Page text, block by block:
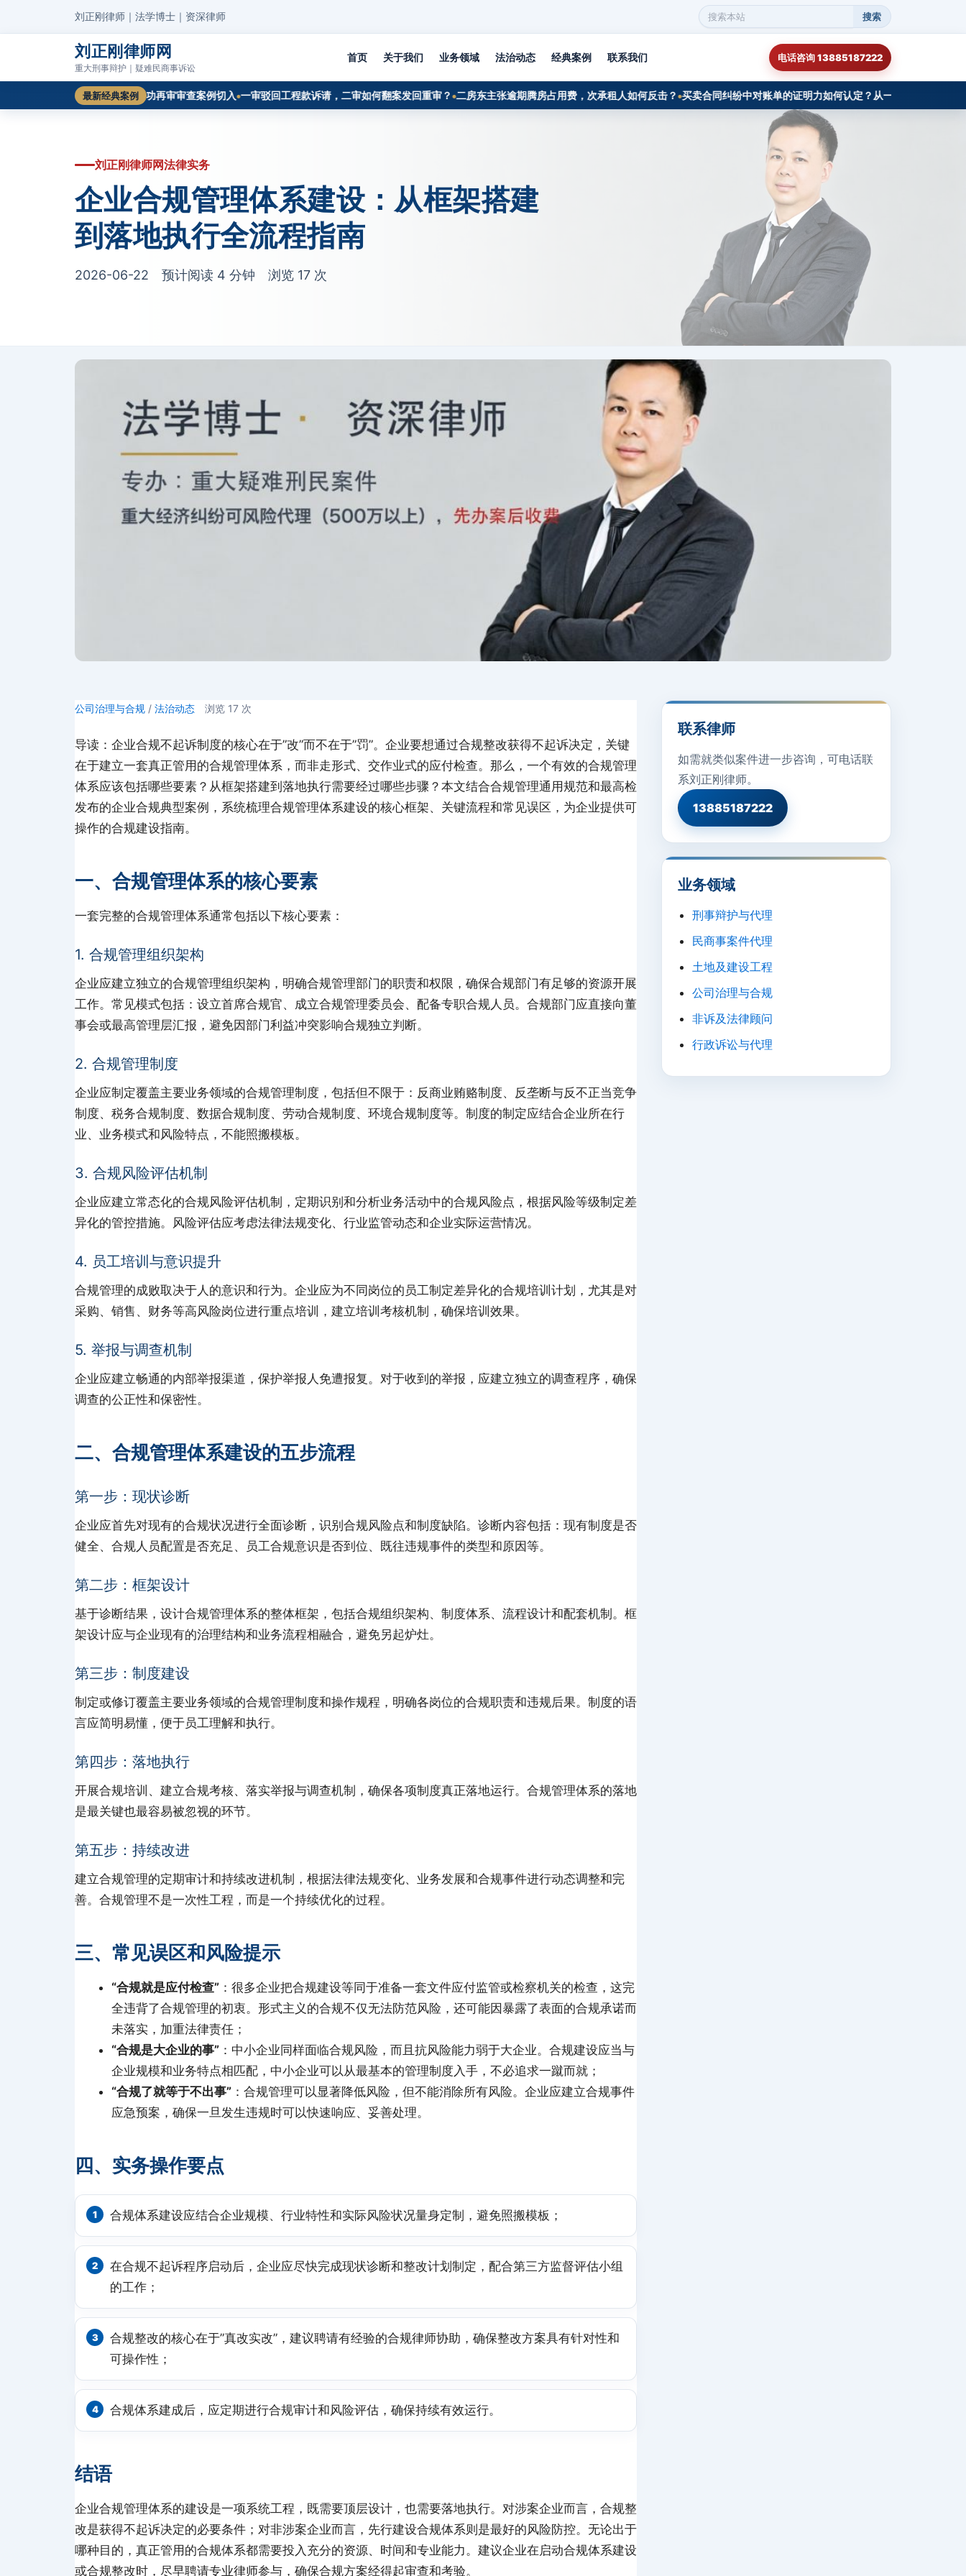
刘正刚律师｜法学博士｜资深律师
搜
索
内
容
搜索
刘正刚律师网
重大刑事辩护｜疑难民商事诉讼
首页 关于我们 业务领域 法治动态 经典案例 联系我们 电话咨询 13885187222
最新经典案例
明力如何认定？从一起成功再审审查案例切入 一审驳回工程款诉请，二审如何翻案发回重审？ 二房东主张逾期腾房占用费，次承租人如何反击？ 买卖合同纠纷中对账单的证明力如何认定？从一起成功再审审查案例
刘正刚律师网法律实务
企业合规管理体系建设：从框架搭建
到落地执行全流程指南
2026-06-22 预计阅读 4 分钟 浏览 17 次
公司治理与合规 / 法治动态 浏览 17 次
导读：企业合规不起诉制度的核心在于”改”而不在于”罚”。企业要想通过合规整改获得不起诉决定，关键
在于建立一套真正管用的合规管理体系，而非走形式、交作业式的应付检查。那么，一个有效的合规管理
体系应该包括哪些要素？从框架搭建到落地执行需要经过哪些步骤？本文结合合规管理通用规范和最高检
发布的企业合规典型案例，系统梳理合规管理体系建设的核心框架、关键流程和常见误区，为企业提供可
操作的合规建设指南。
一、合规管理体系的核心要素
一套完整的合规管理体系通常包括以下核心要素：
1. 合规管理组织架构
企业应建立独立的合规管理组织架构，明确合规管理部门的职责和权限，确保合规部门有足够的资源开展
工作。常见模式包括：设立首席合规官、成立合规管理委员会、配备专职合规人员。合规部门应直接向董
事会或最高管理层汇报，避免因部门利益冲突影响合规独立判断。
2. 合规管理制度
企业应制定覆盖主要业务领域的合规管理制度，包括但不限于：反商业贿赂制度、反垄断与反不正当竞争
制度、税务合规制度、数据合规制度、劳动合规制度、环境合规制度等。制度的制定应结合企业所在行
业、业务模式和风险特点，不能照搬模板。
3. 合规风险评估机制
企业应建立常态化的合规风险评估机制，定期识别和分析业务活动中的合规风险点，根据风险等级制定差
异化的管控措施。风险评估应考虑法律法规变化、行业监管动态和企业实际运营情况。
4. 员工培训与意识提升
合规管理的成败取决于人的意识和行为。企业应为不同岗位的员工制定差异化的合规培训计划，尤其是对
采购、销售、财务等高风险岗位进行重点培训，建立培训考核机制，确保培训效果。
5. 举报与调查机制
企业应建立畅通的内部举报渠道，保护举报人免遭报复。对于收到的举报，应建立独立的调查程序，确保
调查的公正性和保密性。
二、合规管理体系建设的五步流程
第一步：现状诊断
企业应首先对现有的合规状况进行全面诊断，识别合规风险点和制度缺陷。诊断内容包括：现有制度是否
健全、合规人员配置是否充足、员工合规意识是否到位、既往违规事件的类型和原因等。
第二步：框架设计
基于诊断结果，设计合规管理体系的整体框架，包括合规组织架构、制度体系、流程设计和配套机制。框
架设计应与企业现有的治理结构和业务流程相融合，避免另起炉灶。
第三步：制度建设
制定或修订覆盖主要业务领域的合规管理制度和操作规程，明确各岗位的合规职责和违规后果。制度的语
言应简明易懂，便于员工理解和执行。
第四步：落地执行
开展合规培训、建立合规考核、落实举报与调查机制，确保各项制度真正落地运行。合规管理体系的落地
是最关键也最容易被忽视的环节。
第五步：持续改进
建立合规管理的定期审计和持续改进机制，根据法律法规变化、业务发展和合规事件进行动态调整和完
善。合规管理不是一次性工程，而是一个持续优化的过程。
三、常见误区和风险提示
“合规就是应付检查” ：很多企业把合规建设等同于准备一套文件应付监管或检察机关的检查，这完
全违背了合规管理的初衷。形式主义的合规不仅无法防范风险，还可能因暴露了表面的合规承诺而
未落实，加重法律责任；
“合规是大企业的事” ：中小企业同样面临合规风险，而且抗风险能力弱于大企业。合规建设应当与
企业规模和业务特点相匹配，中小企业可以从最基本的管理制度入手，不必追求一蹴而就；
“合规了就等于不出事” ：合规管理可以显著降低风险，但不能消除所有风险。企业应建立合规事件
应急预案，确保一旦发生违规时可以快速响应、妥善处理。
四、实务操作要点
合规体系建设应结合企业规模、行业特性和实际风险状况量身定制，避免照搬模板；
在合规不起诉程序启动后，企业应尽快完成现状诊断和整改计划制定，配合第三方监督评估小组
的工作；
合规整改的核心在于”真改实改”，建议聘请有经验的合规律师协助，确保整改方案具有针对性和
可操作性；
合规体系建成后，应定期进行合规审计和风险评估，确保持续有效运行。
结语
企业合规管理体系的建设是一项系统工程，既需要顶层设计，也需要落地执行。对涉案企业而言，合规整
改是获得不起诉决定的必要条件；对非涉案企业而言，先行建设合规体系则是最好的风险防控。无论出于
哪种目的，真正管用的合规体系都需要投入充分的资源、时间和专业能力。建议企业在启动合规体系建设
或合规整改时，尽早聘请专业律师参与，确保合规方案经得起审查和考验。
联系律师
如需就类似案件进一步咨询，可电话联
系刘正刚律师。
13885187222
业务领域
刑事辩护与代理
民商事案件代理
土地及建设工程
公司治理与合规
非诉及法律顾问
行政诉讼与代理